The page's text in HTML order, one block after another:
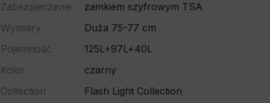
Zabezpieczenie
zamkiem szyfrowym TSA
Wymiary
Duża 75-77 cm
Pojemność
125L+97L+40L
Kolor
czarny
Collection
Flash Light Collection